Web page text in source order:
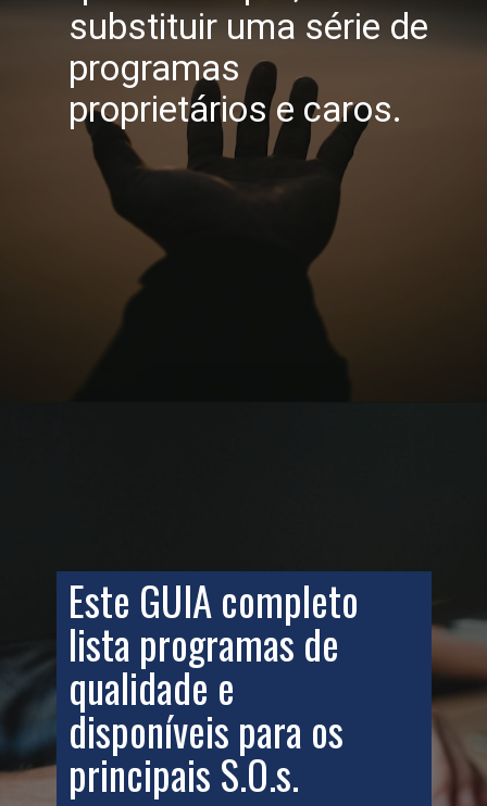
substituir uma série de
programas
proprietários e caros.
Este GUIA completo
lista programas de
qualidade e
disponíveis para os
principais S.O.s.